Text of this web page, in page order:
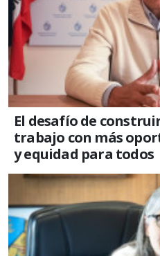
El desafío de
trabajo con más
y equidad para todos